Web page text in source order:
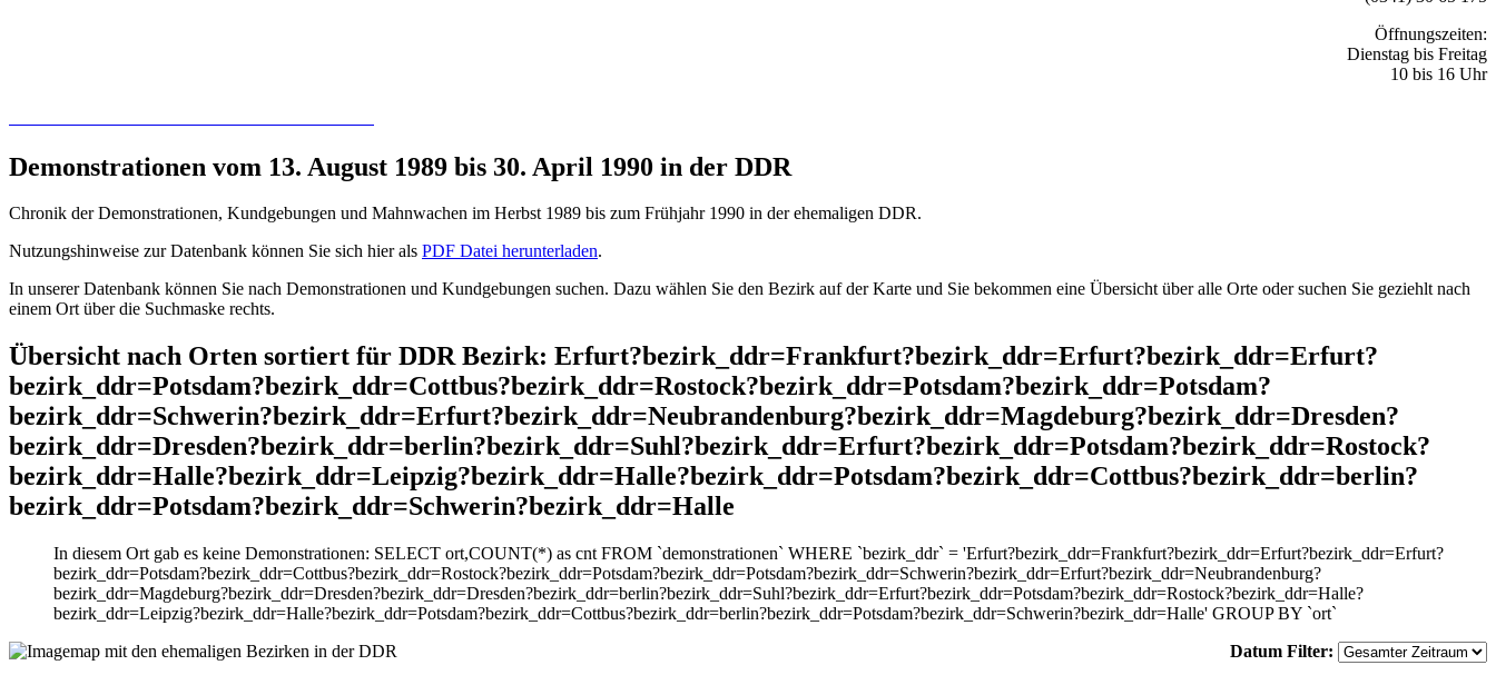
Öffnungszeiten:
Dienstag bis Freitag
10 bis 16 Uhr
Demonstrationen vom 13. August 1989 bis 30. April 1990 in der DDR
Chronik der Demonstrationen, Kundgebungen und Mahnwachen im Herbst 1989 bis zum Frühjahr 1990 in der ehemaligen DDR.
Nutzungshinweise zur Datenbank können Sie sich hier als PDF Datei herunterladen.
In unserer Datenbank können Sie nach Demonstrationen und Kundgebungen suchen. Dazu wählen Sie den Bezirk auf der Karte und Sie bekommen eine Übersicht über alle Orte oder suchen Sie geziehlt nach
einem Ort über die Suchmaske rechts.
Übersicht nach Orten sortiert für DDR Bezirk: Erfurt?bezirk_ddr=Frankfurt?bezirk_ddr=Erfurt?bezirk_ddr=Erfurt?
bezirk_ddr=Potsdam?bezirk_ddr=Cottbus?bezirk_ddr=Rostock?bezirk_ddr=Potsdam?bezirk_ddr=Potsdam?
bezirk_ddr=Schwerin?bezirk_ddr=Erfurt?bezirk_ddr=Neubrandenburg?bezirk_ddr=Magdeburg?bezirk_ddr=Dresden?
bezirk_ddr=Dresden?bezirk_ddr=berlin?bezirk_ddr=Suhl?bezirk_ddr=Erfurt?bezirk_ddr=Potsdam?bezirk_ddr=Rostock?
bezirk_ddr=Halle?bezirk_ddr=Leipzig?bezirk_ddr=Halle?bezirk_ddr=Potsdam?bezirk_ddr=Cottbus?bezirk_ddr=berlin?
bezirk_ddr=Potsdam?bezirk_ddr=Schwerin?bezirk_ddr=Halle
In diesem Ort gab es keine Demonstrationen: SELECT ort,COUNT(*) as cnt FROM `demonstrationen` WHERE `bezirk_ddr` = 'Erfurt?bezirk_ddr=Frankfurt?bezirk_ddr=Erfurt?bezirk_ddr=Erfurt?
bezirk_ddr=Potsdam?bezirk_ddr=Cottbus?bezirk_ddr=Rostock?bezirk_ddr=Potsdam?bezirk_ddr=Potsdam?bezirk_ddr=Schwerin?bezirk_ddr=Erfurt?bezirk_ddr=Neubrandenburg?
bezirk_ddr=Magdeburg?bezirk_ddr=Dresden?bezirk_ddr=Dresden?bezirk_ddr=berlin?bezirk_ddr=Suhl?bezirk_ddr=Erfurt?bezirk_ddr=Potsdam?bezirk_ddr=Rostock?bezirk_ddr=Halle?
bezirk_ddr=Leipzig?bezirk_ddr=Halle?bezirk_ddr=Potsdam?bezirk_ddr=Cottbus?bezirk_ddr=berlin?bezirk_ddr=Potsdam?bezirk_ddr=Schwerin?bezirk_ddr=Halle' GROUP BY `ort`
Datum Filter: